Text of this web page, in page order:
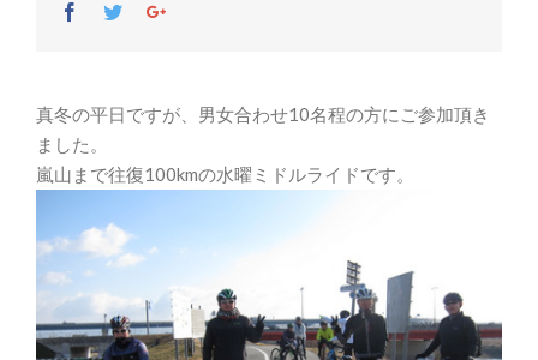
Facebook
TwitterGoogle+
真冬の平日ですが、男女合わせ10名程の方にご参加頂き
ました。
嵐山まで往復100kmの水曜ミドルライドです。